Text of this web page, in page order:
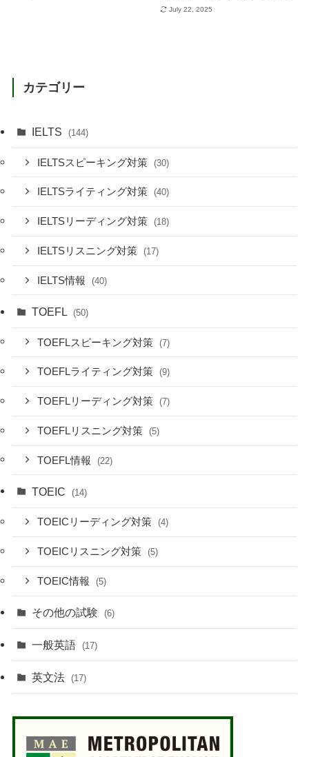
July 22, 2025
カテゴリー
IELTS (144)
IELTSスピーキング対策 (30)
IELTSライティング対策 (40)
IELTSリーディング対策 (18)
IELTSリスニング対策 (17)
IELTS情報 (40)
TOEFL (50)
TOEFLスピーキング対策 (7)
TOEFLライティング対策 (9)
TOEFLリーディング対策 (7)
TOEFLリスニング対策 (5)
TOEFL情報 (22)
TOEIC (14)
TOEICリーディング対策 (4)
TOEICリスニング対策 (5)
TOEIC情報 (5)
その他の試験 (6)
一般英語 (17)
英文法 (17)